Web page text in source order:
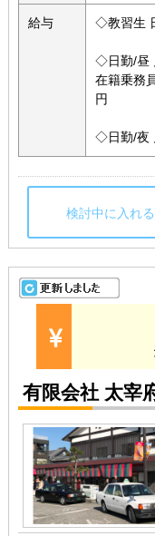
給与 ◇教習生
◇日勤/昼
在籍乗務
円
◇日勤/夜
検討中に入れる
有限会社 太宰